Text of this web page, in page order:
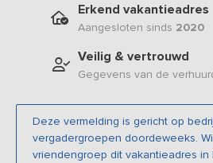
Erkend vakantieadres
Aangesloten sinds 2020
Veilig & vertrouwd
Gegevens van de
Deze vermelding is gericht op
vergadergroepen doordeweeks.
vriendengroep dit vakantieadres